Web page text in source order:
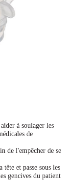
à soulager les
de
de l'empêcher de se
et passe sous les
gencives du patient